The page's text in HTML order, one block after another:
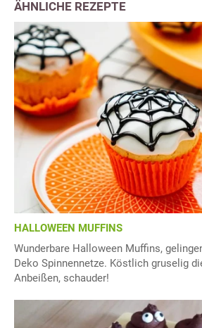
ÄHNLICHE REZEPTE
HALLOWEEN MUFFINS
Wunderbare Halloween Muffins,
Deko Spinnennetze. Köstlich gruselig
Anbeißen, schauder!